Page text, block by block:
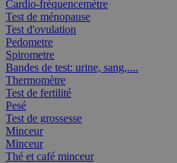
Cardio-fréquencemètre
Test de ménopause
Test d'ovulation
Pedometre
Spirometre
Bandes de test: urine, sang,....
Thermomètre
Test de fertilité
Pesé
Test de grossesse
Minceur
Minceur
Thé et café minceur